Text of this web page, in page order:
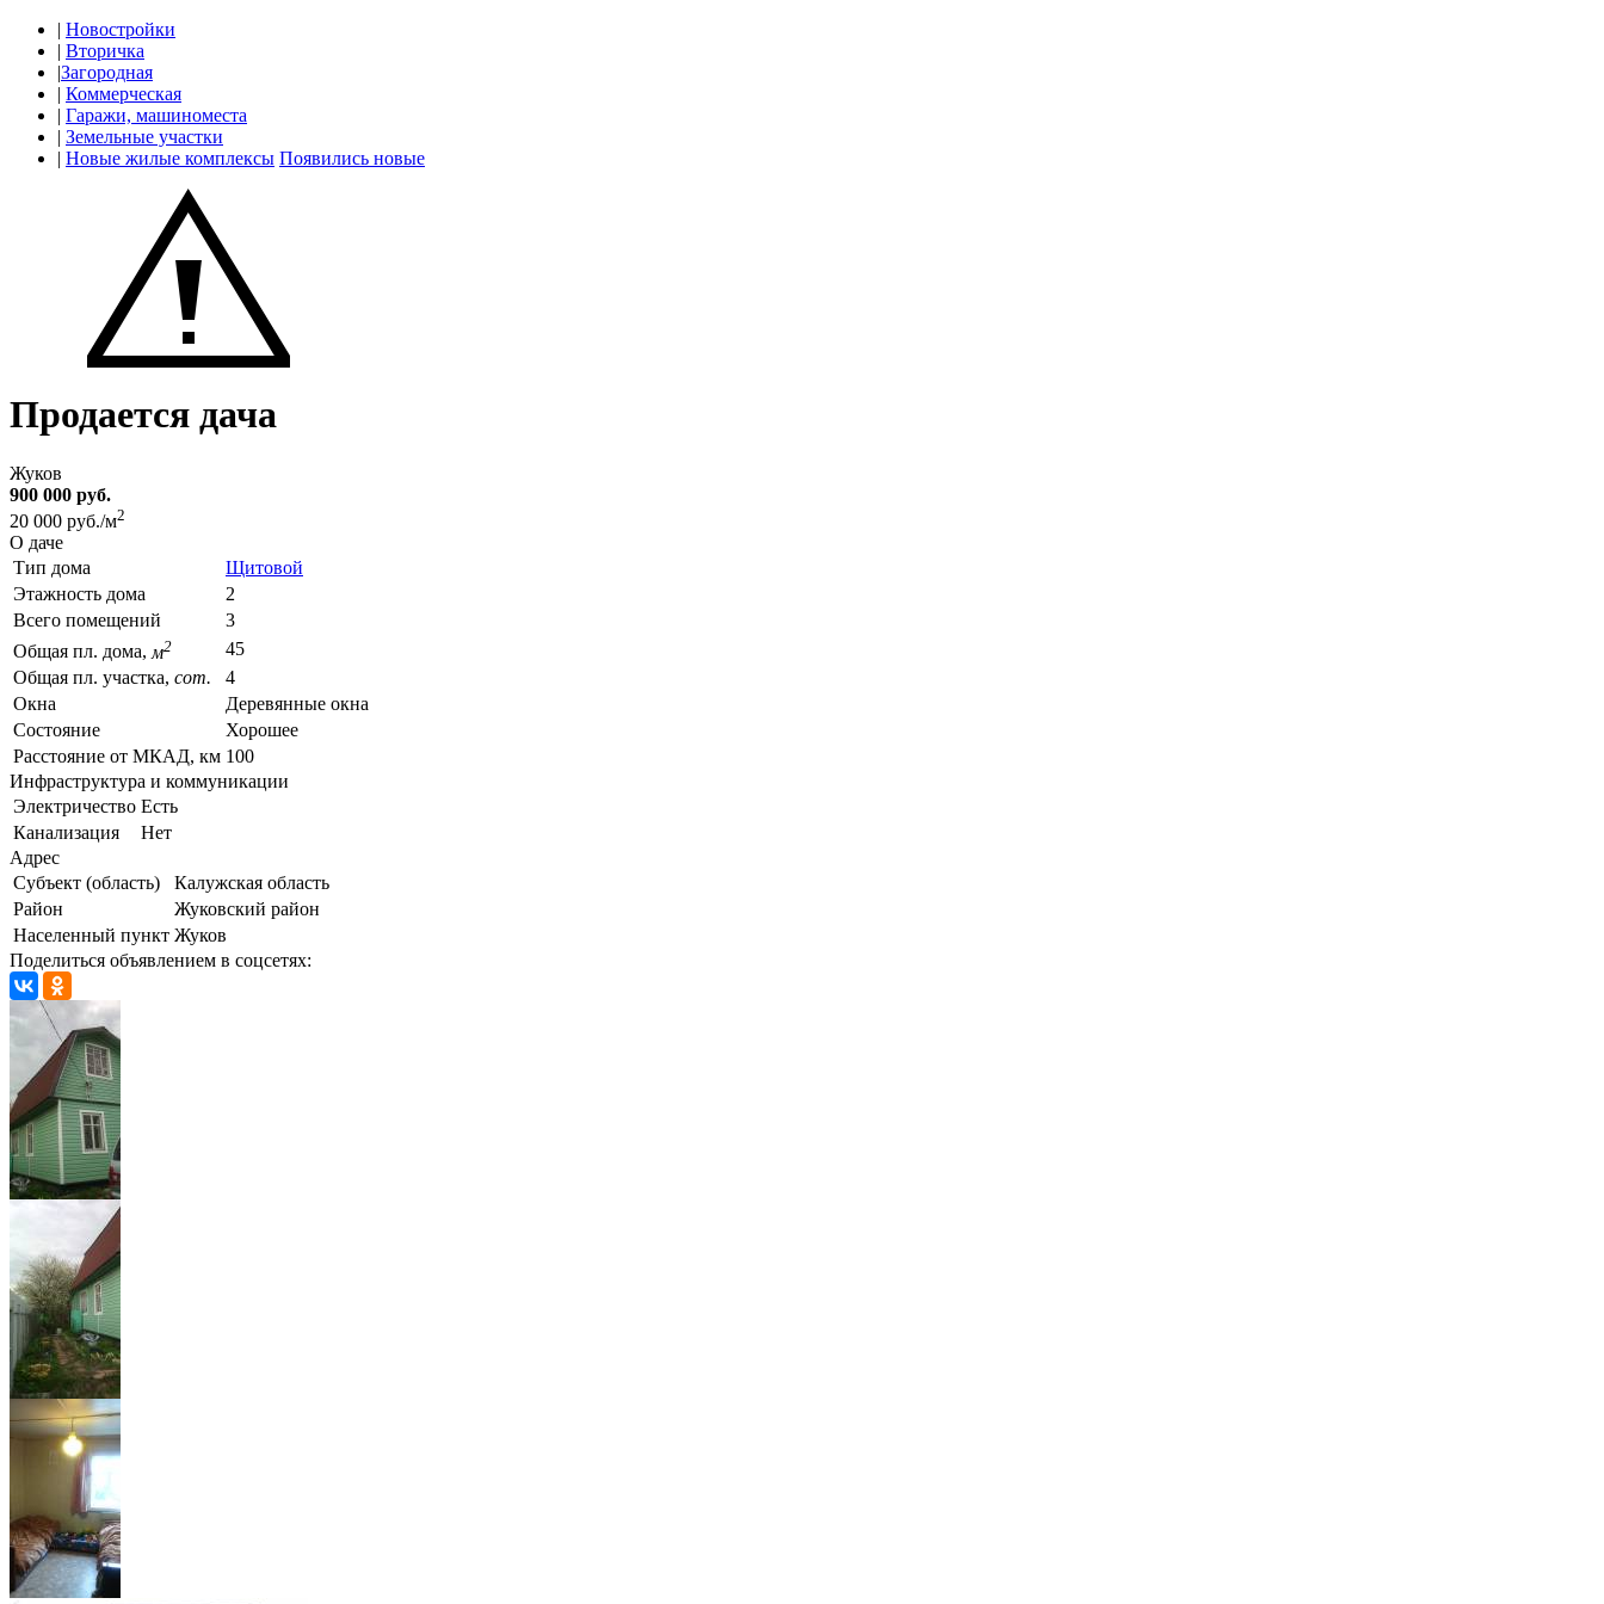
| Новостройки
| Вторичка
|Загородная
| Коммерческая
| Гаражи, машиноместа
| Земельные участки
| Новые жилые комплексы Появились новые
Продается дача
Жуков
900 000 руб.
20 000 руб./м2
О даче
Тип дома
Щитовой
Этажность дома
2
Всего помещений
3
Общая пл. дома, м2
45
Общая пл. участка, сот.
4
Окна
Деревянные окна
Состояние
Хорошее
Расстояние от МКАД, км 100
Инфраструктура и коммуникации
Электричество Есть
Канализация
Нет
Адрес
Субъект (область)
Калужская область
Район
Жуковский район
Населенный пункт Жуков
Поделиться объявлением в соцсетях: